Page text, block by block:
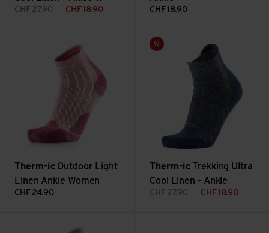
CHF27.90 CHF 18.90 CHF 18.90
Therm-ic Outdoor Light
Linen Ankle Women
CHF 24.90
Outdoor Light Linen Ankle Women ansehen
Sale
Therm-ic Trekking Ultra
Cool Linen - Ankle
CHF27.90 CHF 18.90
Trekking Ultra Cool Linen -